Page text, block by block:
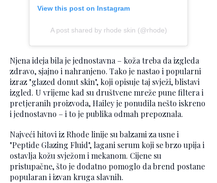
View this post on Instagram
A post shared by rhode skin (@rhode)
Njena ideja bila je jednostavna – koža treba da izgleda
zdravo, sjajno i nahranjeno. Tako je nastao i popularni
izraz "glazed donut skin", koji opisuje taj svježi, blistavi
izgled. U vrijeme kad su društvene mreže pune filtera i
pretjeranih proizvoda, Hailey je ponudila nešto iskreno
i jednostavno – i to je publika odmah prepoznala.
Najveći hitovi iz Rhode linije su balzami za usne i
"Peptide Glazing Fluid", lagani serum koji se brzo upija i
ostavlja kožu svježom i mekanom. Cijene su
pristupačne, što je dodatno pomoglo da brend postane
popularan i izvan kruga slavnih.